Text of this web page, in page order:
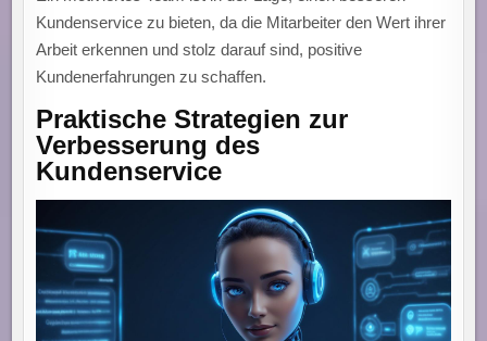
Kundenservice zu bieten, da die Mitarbeiter den Wert ihrer
Arbeit erkennen und stolz darauf sind, positive
Kundenerfahrungen zu schaffen.
Praktische Strategien zur
Verbesserung des
Kundenservice